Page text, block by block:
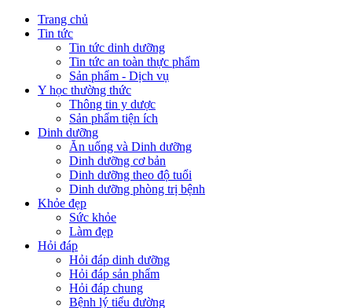
Trang chủ
Tin tức
Tin tức dinh dưỡng
Tin tức an toàn thực phẩm
Sản phẩm - Dịch vụ
Y học thường thức
Thông tin y dược
Sản phẩm tiện ích
Dinh dưỡng
Ăn uống và Dinh dưỡng
Dinh dưỡng cơ bản
Dinh dưỡng theo độ tuổi
Dinh dưỡng phòng trị bệnh
Khỏe đẹp
Sức khỏe
Làm đẹp
Hỏi đáp
Hỏi đáp dinh dưỡng
Hỏi đáp sản phẩm
Hỏi đáp chung
Bệnh lý tiểu đường